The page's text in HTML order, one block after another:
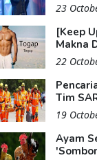
23
[Keep
Makna
22
Tim
19
Ayam